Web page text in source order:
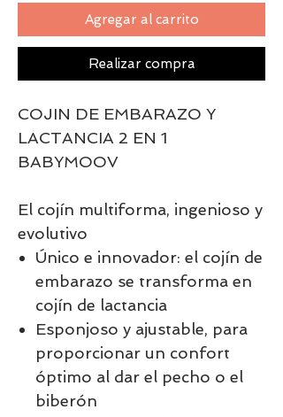
Agregar al carrito
Realizar compra
COJIN DE EMBARAZO Y
LACTANCIA 2 EN 1
BABYMOOV
El cojín multiforma, ingenioso y
evolutivo
Único e innovador: el cojín de
embarazo se transforma en
cojín de lactancia
Esponjoso y ajustable, para
proporcionar un confort
óptimo al dar el pecho o el
biberón